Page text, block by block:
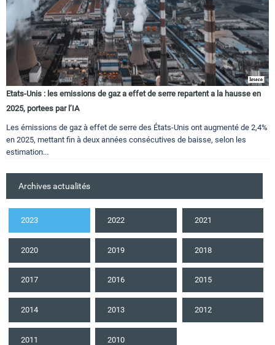
Etats-Unis : les emissions de gaz a effet de serre repartent a la hausse en
2025, portees par l’IA
Les émissions de gaz à effet de serre des États-Unis ont augmenté de 2,4%
en 2025, mettant fin à deux années consécutives de baisse, selon les
estimation...
Archives actualités
2023 2022 2021
2020 2019 2018
2017 2016 2015
2014 2013 2012
2011 2010